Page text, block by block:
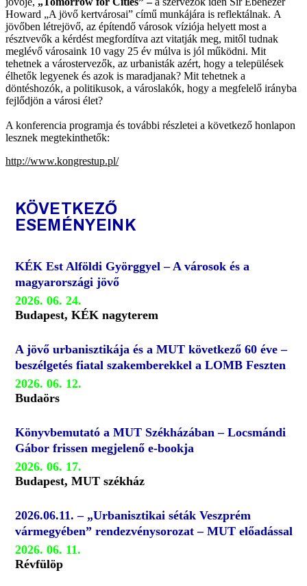
Howard „A jövő kertvárosai” című munkájára is reflektálnak. A
jövőben létrejövő, az építendő városok víziója helyett most a
résztvevők a kérdést megfordítva azt vitatják meg, mitől tudnak
meglévő városaink 10 vagy 25 év múlva is jól működni. Mit
tehetnek a várostervezők, az urbanisták azért, hogy a települések
élhetők legyenek és azok is maradjanak? Mit tehetnek a
döntéshozók, a politikusok, a városlakók, hogy a megfelelő irányba
fejlődjön a városi élet?
A konferencia programja és további részletei a következő honlapon
lesznek megtekinthetők:
http://www.kongrestup.pl/
KÖVETKEZŐ
ESEMÉNYEINK
KÉK Est Alföldi Györggyel – A városok és a
magyarországi jövő
2026. 06. 24.
Budapest, KÉK nagyterem
A jövő urbanisztikája és a MUT következő 60 éve –
beszélgetés fiatal szakemberekkel a LOMB Feszten
2026. 06. 12.
Budaörs
Könyvbemutató a MUT Székházában – Locsmándi
Gábor frissen megjelenő e-bookja
2026. 06. 17.
Budapest, MUT székház
2026.06.11. – „Urbanisztikai séták Veszprém
vármegyében” rendezvénysorozat – MUT előadással
2026. 06. 11.
Révfülöp